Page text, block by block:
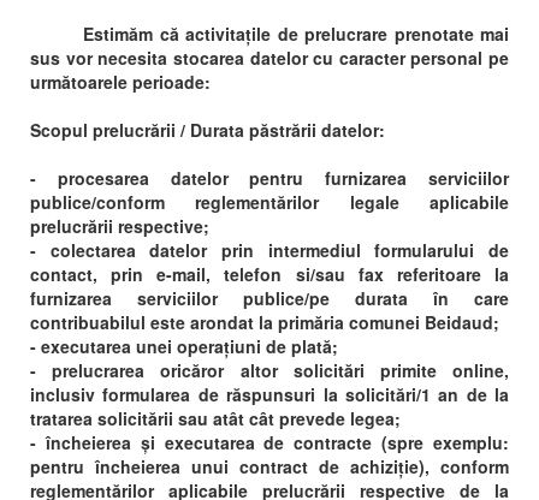
Estimăm că activitațile de prelucrare prenotate mai
sus vor necesita stocarea datelor cu caracter personal pe
următoarele perioade:
Scopul prelucrării / Durata păstrării datelor:
- procesarea datelor pentru furnizarea serviciilor
publice/conform reglementărilor legale aplicabile
prelucrării respective;
- colectarea datelor prin intermediul formularului de
contact, prin e-mail, telefon si/sau fax referitoare la
furnizarea serviciilor publice/pe durata în care
contribuabilul este arondat la primăria comunei Beidaud;
- executarea unei operațiuni de plată;
- prelucrarea oricăror altor solicitări primite online,
inclusiv formularea de răspunsuri la solicitări/1 an de la
tratarea solicitării sau atât cât prevede legea;
- încheierea și executarea de contracte (spre exemplu:
pentru încheierea unui contract de achiziție), conform
reglementărilor aplicabile prelucrării respective de la